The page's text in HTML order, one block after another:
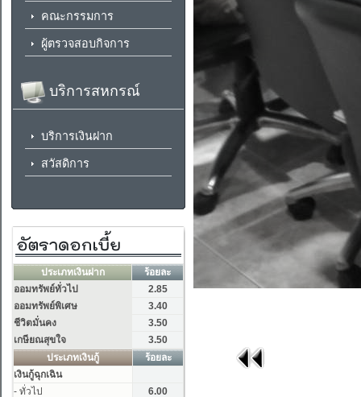
คณะกรรมการ
ผู้ตรวจสอบกิจการ
บริการสหกรณ์
บริการเงินฝาก
สวัสดิการ